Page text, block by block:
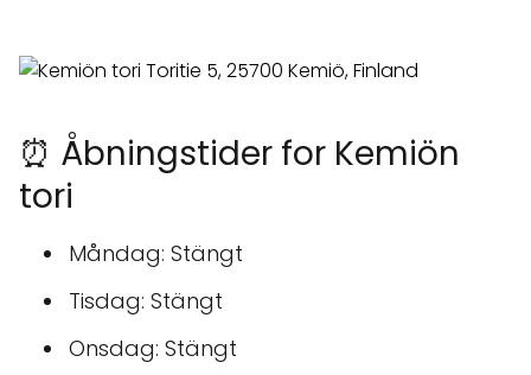
⏰ Åbningstider for Kemiön
tori
Måndag: Stängt
Tisdag: Stängt
Onsdag: Stängt